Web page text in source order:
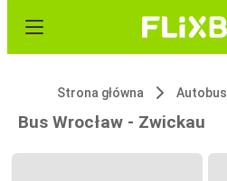
Strona główna Autobus
Bus Wrocław - Zwickau